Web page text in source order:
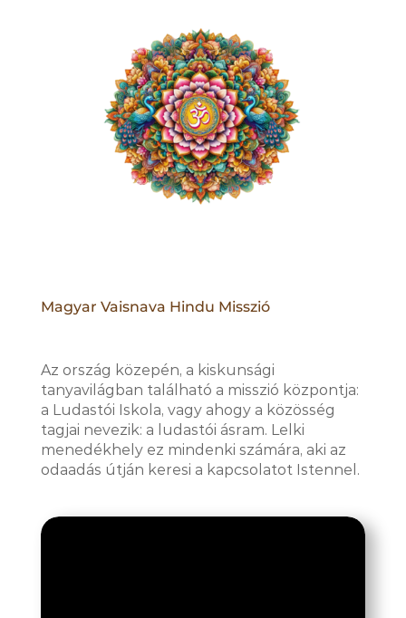
Magyar Vaisnava Hindu Misszió
Az ország közepén, a kiskunsági
tanyavilágban található a misszió központja:
a Ludastói Iskola, vagy ahogy a közösség
tagjai nevezik: a ludastói ásram. Lelki
menedékhely ez mindenki számára, aki az
odaadás útján keresi a kapcsolatot Istennel.